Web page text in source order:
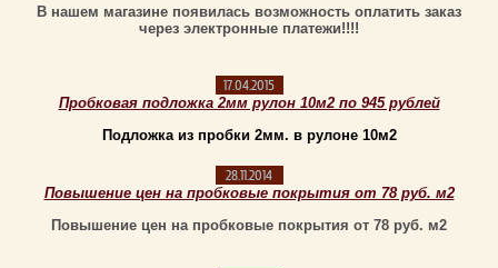
В нашем магазине появилась возможность оплатить заказ
через электронные платежи!!!!
17.04.2015
Пробковая подложка 2мм рулон 10м2 по 945 рублей
Подложка из пробки 2мм. в рулоне 10м2
28.11.2014
Повышение цен на пробковые покрытия от 78 руб. м2
Повышение цен на пробковые покрытия от 78 руб. м2